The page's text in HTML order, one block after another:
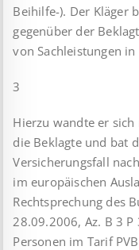
Beihilfe-). Der Kläger
gegenüber der
von Sachleistungen in
3
Hierzu wandte er
die Beklagte und bat
Versicherungsfall
im europäischen
Rechtsprechung des
28.09.2006, Az. B 3
Personen im Tarif